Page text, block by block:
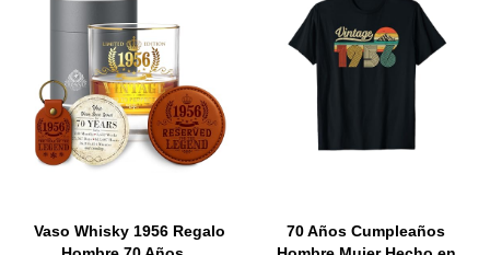
Vaso Whisky 1956 Regalo
70 Años Cumpleaños